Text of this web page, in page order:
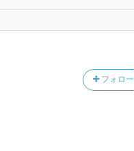
フォロー